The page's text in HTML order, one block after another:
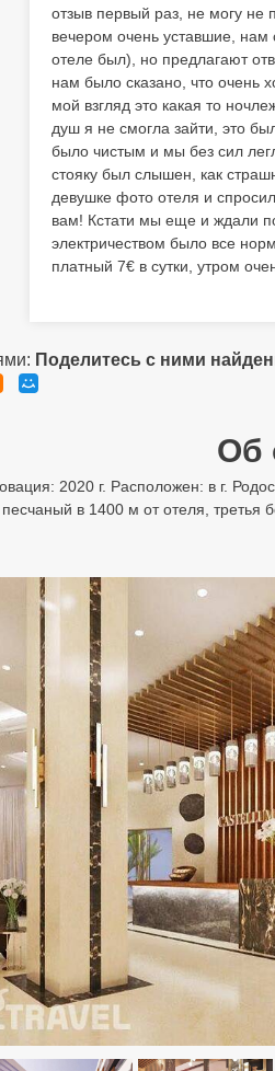
отзыв первый раз, не могу
вечером очень уставшие, нам
отеле был), но предлагают
нам было сказано, что очень
мой взгляд это какая то
душ я не смогла зайти, это
было чистым и мы без сил
стояку был слышен, как
девушке фото отеля и
вам! Кстати мы еще и ждали
электричеством было все
платный 7€ в сутки, утром
Поделитесь с ними
Об
2020 г. Расположен: в г.
в 1400 м от отеля, третья